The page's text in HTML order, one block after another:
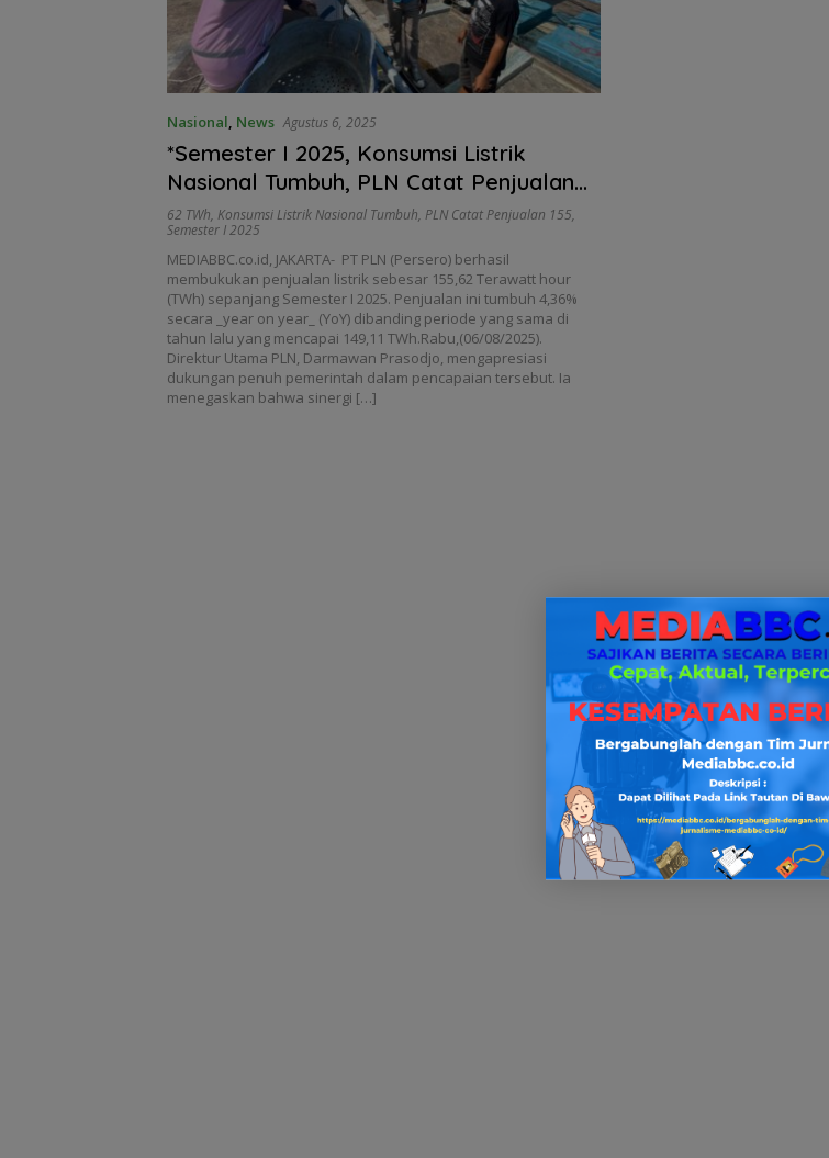
Nasional, News Agustus 6, 2025
*Semester I 2025, Konsumsi Listrik
Nasional Tumbuh, PLN Catat Penjualan
155,62 TWh*
62 TWh, Konsumsi Listrik Nasional Tumbuh, PLN Catat Penjualan 155,
Semester I 2025
MEDIABBC.co.id, JAKARTA- PT PLN (Persero) berhasil
membukukan penjualan listrik sebesar 155,62 Terawatt hour
(TWh) sepanjang Semester I 2025. Penjualan ini tumbuh 4,36%
secara _year on year_ (YoY) dibanding periode yang sama di
tahun lalu yang mencapai 149,11 TWh.Rabu,(06/08/2025).
Direktur Utama PLN, Darmawan Prasodjo, mengapresiasi
dukungan penuh pemerintah dalam pencapaian tersebut. Ia
menegaskan bahwa sinergi […]